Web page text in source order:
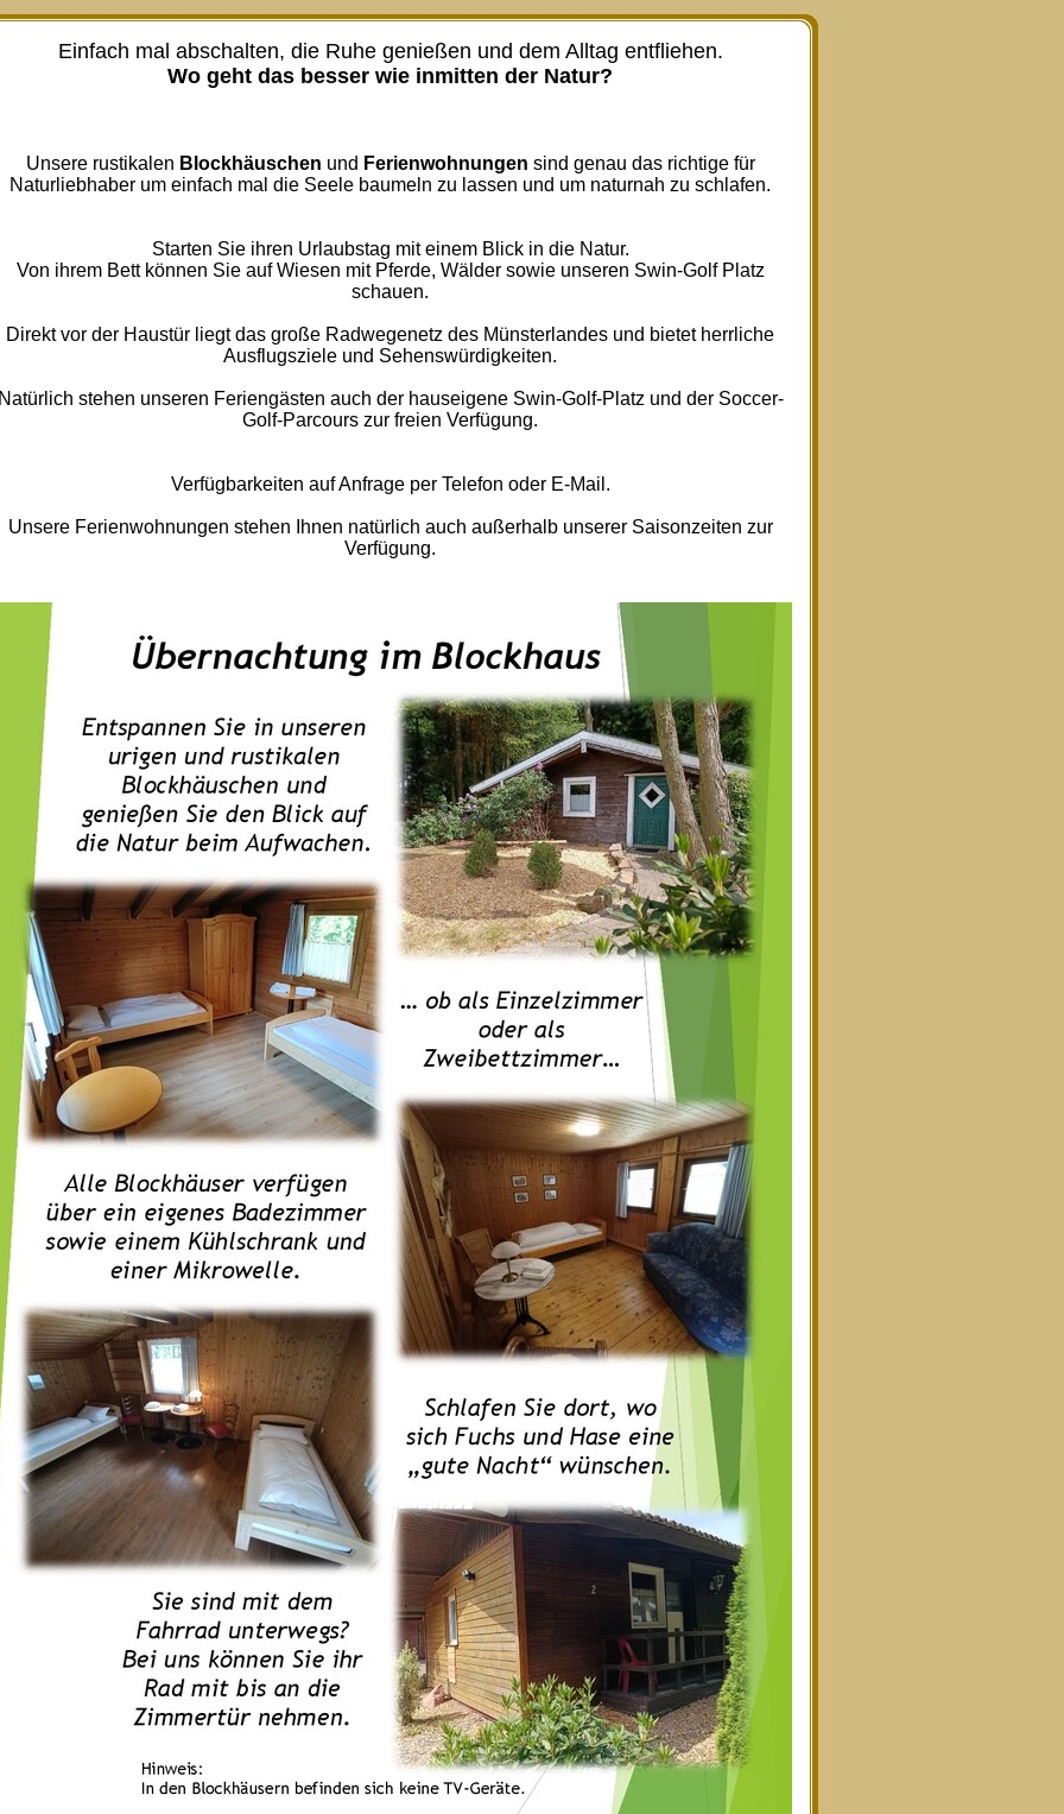
Einfach mal abschalten, die Ruhe genießen und dem Alltag entfliehen.
Wo geht das besser wie inmitten der Natur?
Unsere rustikalen Blockhäuschen und Ferienwohnungen sind genau das richtige für
Naturliebhaber um einfach mal die Seele baumeln zu lassen und um naturnah zu schlafen.
Starten Sie ihren Urlaubstag mit einem Blick in die Natur.
Von ihrem Bett können Sie auf Wiesen mit Pferde, Wälder sowie unseren Swin-Golf Platz
schauen.
Direkt vor der Haustür liegt das große Radwegenetz des Münsterlandes und bietet herrliche
Ausflugsziele und Sehenswürdigkeiten.
Natürlich stehen unseren Feriengästen auch der hauseigene Swin-Golf-Platz und der Soccer-
Golf-Parcours zur freien Verfügung.
Verfügbarkeiten auf Anfrage per Telefon oder E-Mail.
Unsere Ferienwohnungen stehen Ihnen natürlich auch außerhalb unserer Saisonzeiten zur
Verfügung.